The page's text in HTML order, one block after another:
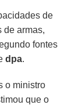
de
de armas,
fontes
dpa.
o ministro
que o